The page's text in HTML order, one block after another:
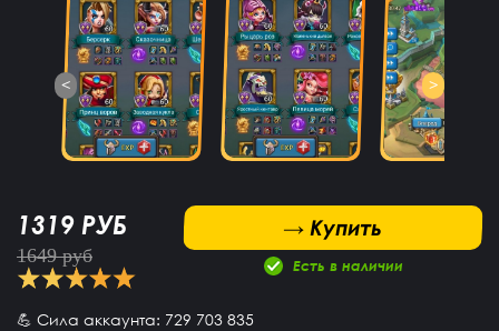
< >
1319 РУБ
1649 руб
→ Купить
Купить
Есть в наличии
💪 Сила аккаунта: 729 703 835